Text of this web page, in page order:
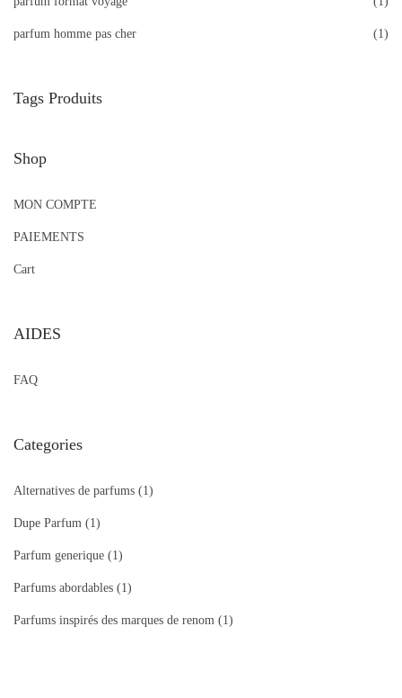
parfum homme pas cher (1)
Tags Produits
Shop
MON COMPTE
PAIEMENTS
Cart
AIDES
FAQ
Categories
Alternatives de parfums (1)
Dupe Parfum (1)
Parfum generique (1)
Parfums abordables (1)
Parfums inspirés des marques de renom (1)